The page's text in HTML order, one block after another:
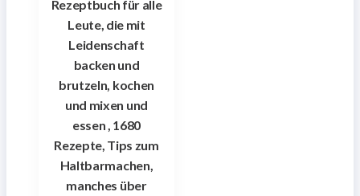
Rezeptbuch für alle
Leute, die mit
Leidenschaft
backen und
brutzeln, kochen
und mixen und
essen , 1680
Rezepte, Tips zum
Haltbarmachen,
manches über